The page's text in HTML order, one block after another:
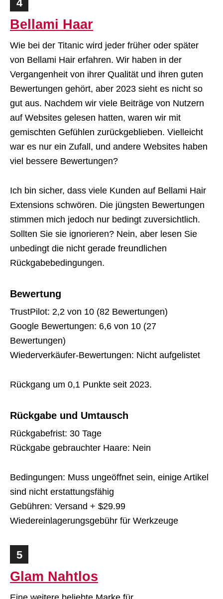
4
Bellami Haar
Wie bei der Titanic wird jeder früher oder später
von Bellami Hair erfahren. Wir haben in der
Vergangenheit von ihrer Qualität und ihren guten
Bewertungen gehört, aber 2023 sieht es nicht so
gut aus. Nachdem wir viele Beiträge von Nutzern
auf Websites gelesen hatten, waren wir mit
gemischten Gefühlen zurückgeblieben. Vielleicht
war es nur ein Zufall, und andere Websites haben
viel bessere Bewertungen?
Ich bin sicher, dass viele Kunden auf Bellami Hair
Extensions schwören. Die jüngsten Bewertungen
stimmen mich jedoch nur bedingt zuversichtlich.
Sollten Sie sie ignorieren? Nein, aber lesen Sie
unbedingt die nicht gerade freundlichen
Rückgabebedingungen.
Bewertung
TrustPilot: 2,2 von 10 (82 Bewertungen)
Google Bewertungen: 6,6 von 10 (27
Bewertungen)
Wiederverkäufer-Bewertungen: Nicht aufgelistet
Rückgang um 0,1 Punkte seit 2023.
Rückgabe und Umtausch
Rückgabefrist: 30 Tage
Rückgabe gebrauchter Haare: Nein
Bedingungen: Muss ungeöffnet sein, einige Artikel
sind nicht erstattungsfähig
Gebühren: Versand + $29.99
Wiedereinlagerungsgebühr für Werkzeuge
5
Glam Nahtlos